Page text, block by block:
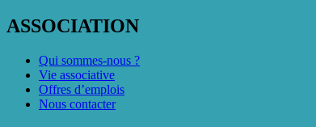
ASSOCIATION
Qui sommes-nous ?
Vie associative
Offres d’emplois
Nous contacter